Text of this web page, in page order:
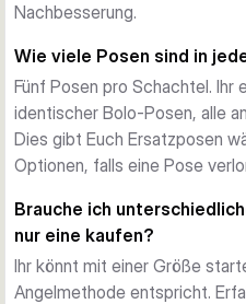
Nachbesserung.
Wie viele Posen sind in
Fünf Posen pro Schachtel.
identischer Bolo-Posen, alle
Dies gibt Euch Ersatzposen
Optionen, falls eine Pose
Brauche ich
nur eine kaufen?
Ihr könnt mit einer Größe
Angelmethode entspricht.